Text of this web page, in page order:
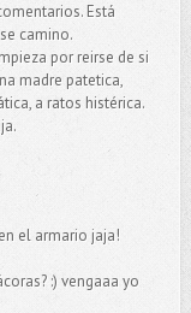
Está
camino.
por reirse de si
madre patetica,
a ratos histérica.
el armario jaja!
:) vengaaa yo